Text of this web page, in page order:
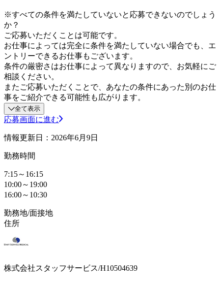
※すべての条件を満たしていないと応募できないのでしょう
か？
ご応募いただくことは可能です。
お仕事によっては完全に条件を満たしていない場合でも、エ
ントリーできるお仕事もございます。
条件の厳密さはお仕事によって異なりますので、お気軽にご
相談ください。
またご応募いただくことで、あなたの条件にあった別のお仕
事をご紹介できる可能性も広がります。
全て表示
応募画面に進む
情報更新日：2026年6月9日
勤務時間
7:15～16:15
10:00～19:00
16:00～10:30
勤務地/面接地
住所
株式会社スタッフサービス/H10504639